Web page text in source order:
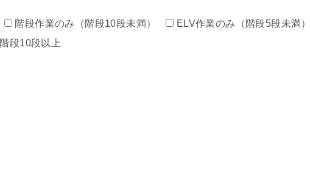
階段作業のみ（階段10段未満）
ELV作業のみ（階段5段未満
階段10段以上